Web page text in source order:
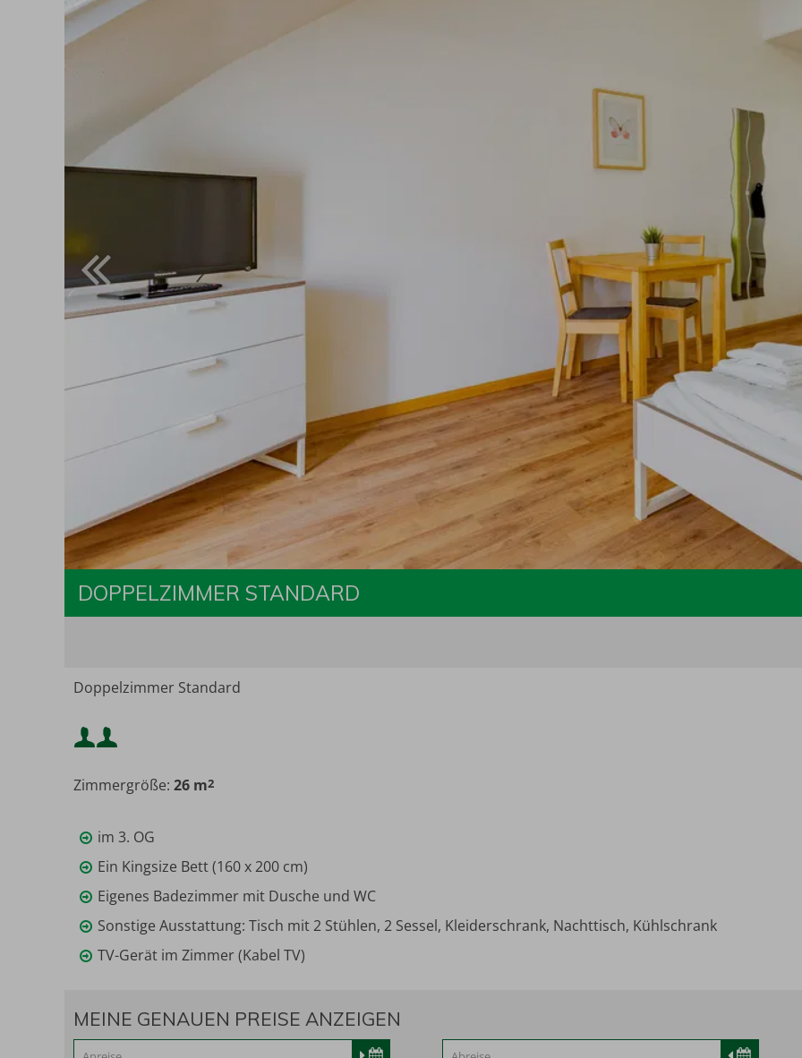
DOPPELZIMMER STANDARD
Doppelzimmer Standard
Mindestbelegung:
Maximalbelegung:
Zimmergröße: 26 m2
im 3. OG
Ein Kingsize Bett (160 x 200 cm)
Eigenes Badezimmer mit Dusche und WC
Sonstige Ausstattung: Tisch mit 2 Stühlen, 2 Sessel, Kleiderschrank, Nachttisch, Kühlschrank
TV-Gerät im Zimmer (Kabel TV)
MEINE GENAUEN PREISE ANZEIGEN